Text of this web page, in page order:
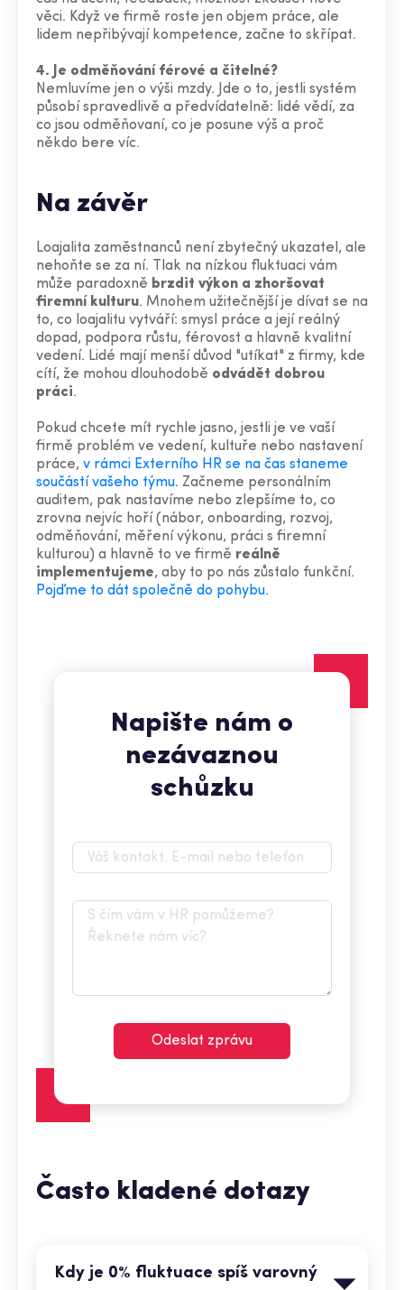
věci. Když ve firmě roste jen objem práce, ale
lidem nepřibývají kompetence, začne to skřípat.
4. Je odměňování férové a čitelné?
Nemluvíme jen o výši mzdy. Jde o to, jestli systém
působí spravedlivě a předvídatelně: lidé vědí, za
co jsou odměňovaní, co je posune výš a proč
někdo bere víc.
Na závěr
Loajalita zaměstnanců není zbytečný ukazatel, ale
nehoňte se za ní. Tlak na nízkou fluktuaci vám
může paradoxně brzdit výkon a zhoršovat
firemní kulturu. Mnohem užitečnější je dívat se na
to, co loajalitu vytváří: smysl práce a její reálný
dopad, podpora růstu, férovost a hlavně kvalitní
vedení. Lidé mají menší důvod "utíkat" z firmy, kde
cítí, že mohou dlouhodobě odvádět dobrou
práci.
Pokud chcete mít rychle jasno, jestli je ve vaší
firmě problém ve vedení, kultuře nebo nastavení
práce, v rámci Externího HR se na čas staneme
součástí vašeho týmu. Začneme personálním
auditem, pak nastavíme nebo zlepšíme to, co
zrovna nejvíc hoří (nábor, onboarding, rozvoj,
odměňování, měření výkonu, práci s firemní
kulturou) a hlavně to ve firmě reálně
implementujeme, aby to po nás zůstalo funkční.
Pojďme to dát společně do pohybu.
Napište nám o
nezávaznou
schůzku
Odeslat zprávu
Často kladené dotazy
Kdy je 0% fluktuace spíš varovný